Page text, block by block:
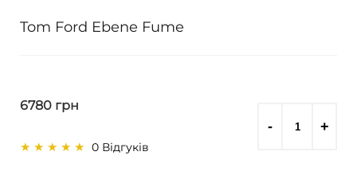
Tom Ford Ebene Fume
6780 грн
0 Відгуків